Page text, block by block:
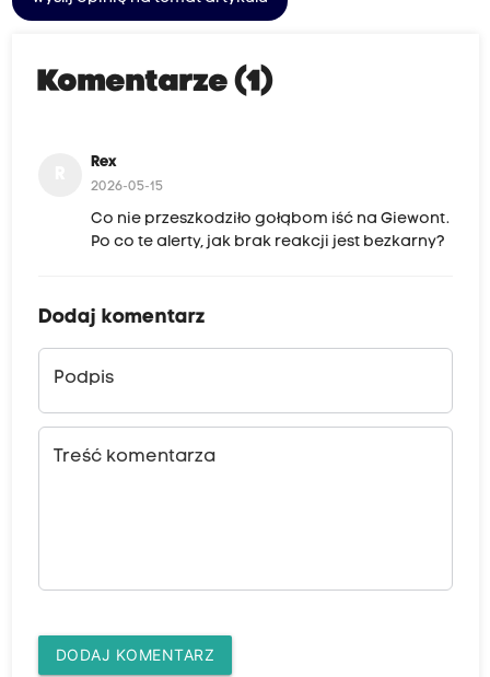
Komentarze (1)
Rex
2026-05-15
Co nie przeszkodziło gołąbom iść na Giewont.
Po co te alerty, jak brak reakcji jest bezkarny?
Dodaj komentarz
Podpis
Treść komentarza
DODAJ KOMENTARZ